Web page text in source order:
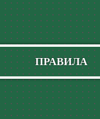
ПРАВИЛА